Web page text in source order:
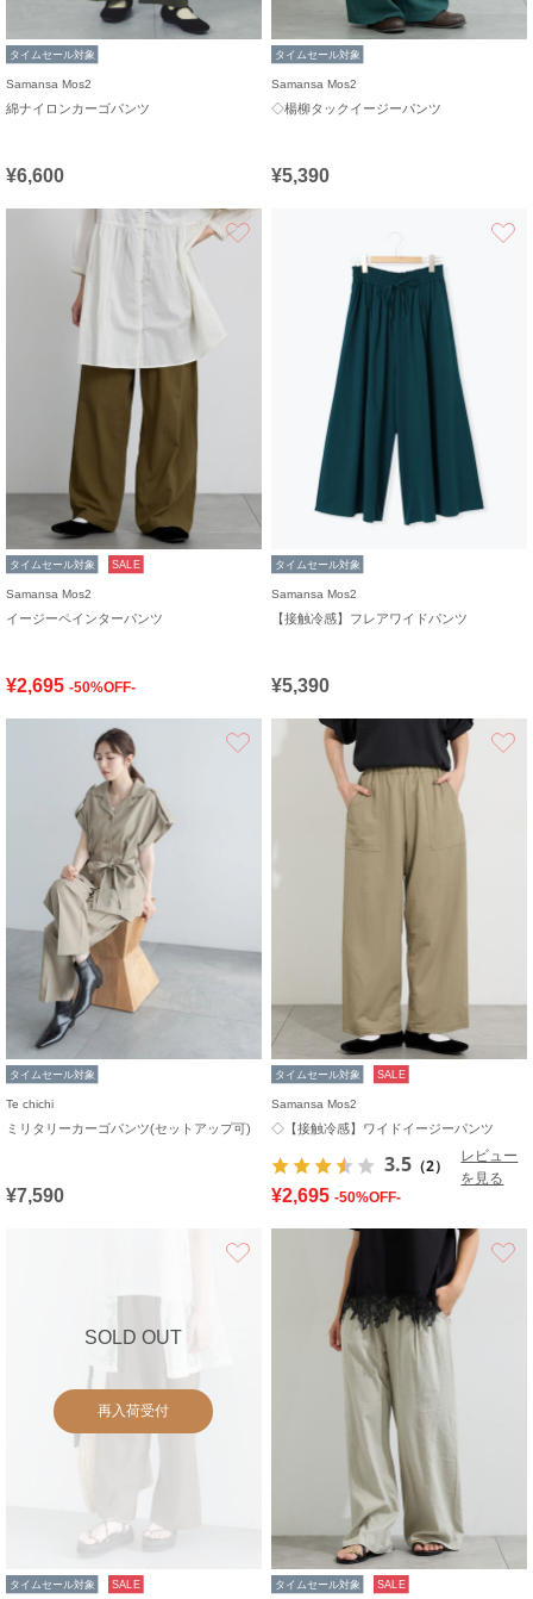
タイムセール対象
Samansa Mos2
綿ナイロンカーゴパンツ
¥6,600
タイムセール対象
Samansa Mos2
◇楊柳タックイージーパンツ
¥5,390
タイムセール対象 SALE
Samansa Mos2
イージーペインターパンツ
¥2,695 -50%OFF-
タイムセール対象
Samansa Mos2
【接触冷感】フレアワイドパンツ
¥5,390
お気に入り
タイムセール対象
Te chichi
ミリタリーカーゴパンツ(セットアップ可)
¥7,590
タイムセール対象 SALE
Samansa Mos2
◇【接触冷感】ワイドイージーパンツ
3.5 （2）
レビュー
を見る
¥2,695 -50%OFF-
SOLD OUT
再入荷受付
タイムセール対象 SALE タイムセール対象 SALE